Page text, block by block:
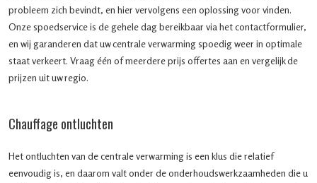
probleem zich bevindt, en hier vervolgens een oplossing voor vinden.
Onze spoedservice is de gehele dag bereikbaar via het contactformulier,
en wij garanderen dat uw centrale verwarming spoedig weer in optimale
staat verkeert. Vraag één of meerdere prijs offertes aan en vergelijk de
prijzen uit uw regio.
Chauffage ontluchten
Het ontluchten van de centrale verwarming is een klus die relatief
eenvoudig is, en daarom valt onder de onderhoudswerkzaamheden die u